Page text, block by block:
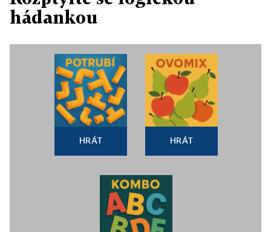
hádankou
HRÁT HRÁT